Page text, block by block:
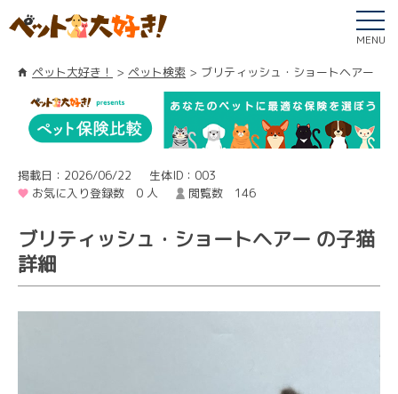
MENU
ペット大好き！ ペット検索 ブリティッシュ・ショートヘアー
掲載日：2026/06/22
生体ID：003
お気に入り登録数 0 人
閲覧数 146
ブリティッシュ・ショートヘアー の子猫
詳細